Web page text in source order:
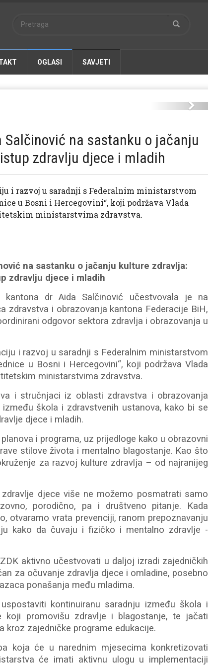
OGLASI SAVJETI
Next
na sastanku o jačanju
zdravlju djece i mladih
i razvoj u saradnji s Federalnim ministarstvom
u Bosni i Hercegovini“, koji podržava Vlada
ministarstvima zdravstva.
na sastanku o jačanju kulture zdravlja:
zdravlju djece i mladih
kantona dr Aida Salčinović učestvovala je na
zdravstva i obrazovanja kantona Federacije BiH,
odgovor sektora zdravlja i obrazovanja u
i razvoj u saradnji s Federalnim ministarstvom
u Bosni i Hercegovini“, koji podržava Vlada
ministarstvima zdravstva.
i stručnjaci iz oblasti zdravstva i obrazovanja
škola i zdravstvenih ustanova, kako bi se
djece i mladih.
i programa, uz prijedloge kako u obrazovni
stilove života i mentalno blagostanje. Kao što
za razvoj kulture zdravlja – od najranijeg
djece više ne možemo posmatrati samo
porodično, pa i društveno pitanje. Kada
otvaramo vrata prevenciji, ranom prepoznavanju
kako da čuvaju i fizičko i mentalno zdravlje -
aktivno učestvovati u daljoj izradi zajedničkih
za očuvanje zdravlja djece i omladine, posebno
ponašanja među mladima.
kontinuiranu saradnju između škola i
koji promovišu zdravlje i blagostanje, te jačati
kroz zajedničke programe edukacije.
koja će u narednim mjesecima konkretizovati
će imati aktivnu ulogu u implementaciji